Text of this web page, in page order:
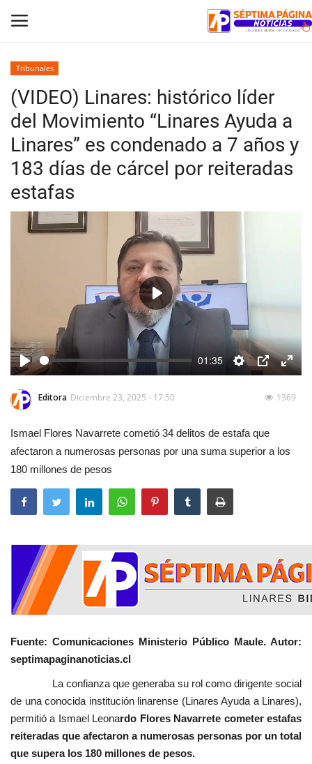
Inicio
Crónica
Policial
Tribunales
Deporte
Espectáculos
Tribunales
(VIDEO) Linares: histórico líder
del Movimiento “Linares Ayuda a
Linares” es condenado a 7 años y
183 días de cárcel por reiteradas
estafas
Play
01:35
Settings
PIP
Enter
Play
Editora Diciembre 23, 2025 - 17:50 1369
Ismael Flores Navarrete cometió 34 delitos de estafa que
afectaron a numerosas personas por una suma superior a los
180 millones de pesos
Fuente: Comunicaciones Ministerio Público Maule. Autor:
septimapaginanoticias.cl
La confianza que generaba su rol como dirigente social
de una conocida institución linarense (Linares Ayuda a Linares),
permitió a Ismael Leonardo Flores Navarrete cometer estafas
reiteradas que afectaron a numerosas personas por un total
que supera los 180 millones de pesos.